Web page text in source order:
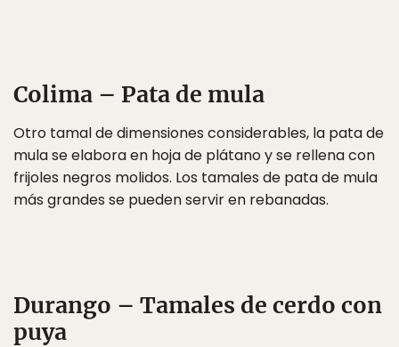
Colima – Pata de mula
Otro tamal de dimensiones considerables, la pata de
mula se elabora en hoja de plátano y se rellena con
frijoles negros molidos. Los tamales de pata de mula
más grandes se pueden servir en rebanadas.
Durango – Tamales de cerdo con
puya